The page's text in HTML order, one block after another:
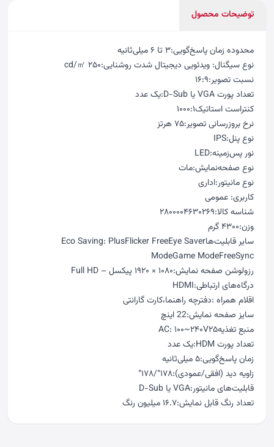
توضیحات محصول
محدوده زمان پاسخ‌گویی:۳ تا ۶ میلی‌ثانیه
نوع سیگنال: ویدئویی دیجیتال شدت روشنایی:۲۵۰ cd/㎡
نسبت تصویر:۱۶:۹
تعداد پورت VGA یا D-Sub:یک عدد
کنتراست استاتیک۱۰۰۰:۱
نرخ بروزرسانی تصویر:۷۵ هرتز
نوع پنل:IPS
نور پس‌زمینه:LED
نوع صفحه‌نمایش:مات
نوع مانیتور:اداری
کاربری: عمومی
شناسه کالا:۲۸۰۰۰۰۴۶۳۰۲۶۹
وزن:۴۳۰۰ گرم
سایر قابلیت‌هاEco Saving: PlusFlicker FreeEye Saver
ModeGame ModeFreeSync
رزولوشن صفحه نمایش:۱۰۸۰ × ۱۹۲۰ پیکسل – Full HD
درگاه‌های ارتباطی:HDMI
اقلام همراه :دفترچه‌ راهنما،کارت گارانتی
سایز صفحه نمایش:22 اینچ
منبع تغذیهAC: ۱۰۰~۲۴۰V۲۵‎
تعداد پورت HDM:یک عدد
زمان پاسخ‌گویی:۵ میلی‌ثانیه
زاویه دید (افقی/عمودی):۱۷۸°/۱۷۸°
قابلیت‌های مانیتور:VGA یا D-Sub
تعداد رنگ قابل نمایش:۱۶.۷ میلیون رنگ